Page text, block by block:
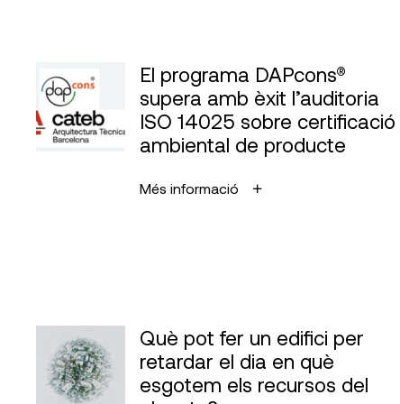
El programa DAPcons®
supera amb èxit l’auditoria
ISO 14025 sobre certificació
ambiental de producte
Més informació
Què pot fer un edifici per
retardar el dia en què
esgotem els recursos del